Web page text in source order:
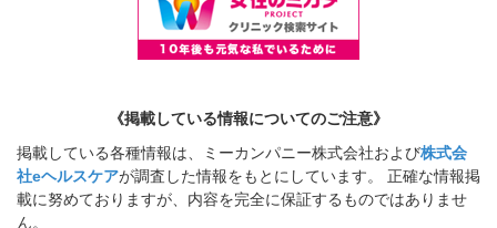
《掲載している情報についてのご注意》
掲載している各種情報は、ミーカンパニー株式会社および株式会
社eヘルスケアが調査した情報をもとにしています。 正確な情報掲
載に努めておりますが、内容を完全に保証するものではありませ
ん。